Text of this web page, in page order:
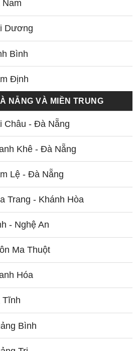
Nam
Dương
Bình
Định
NẴNG VÀ MIỀN TRUNG
Châu - Đà Nẵng
Khê - Đà Nẵng
Lệ - Đà Nẵng
Trang - Khánh Hòa
- Nghệ An
Ma Thuột
Hóa
Tĩnh
Bình